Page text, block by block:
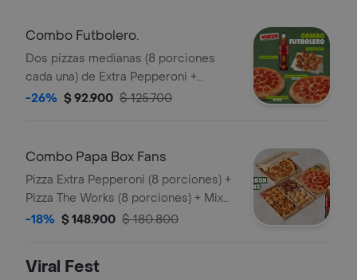
Pepperoncini.
Combo Futbolero.
Dos pizzas medianas (8 porciones
cada una) de Extra Pepperoni +
Arequipe Rolls + Gaseosa 1,5L. Incluye
-26% $ 92.900 $ 125.700
Combo Papa Box Fans
Pizza Extra Pepperoni (8 porciones) +
Pizza The Works (8 porciones) + Mix
Antojos y acompañado de 2 Coca
Pepperoncini.
-18% $ 148.900 $ 180.800
Viral Fest